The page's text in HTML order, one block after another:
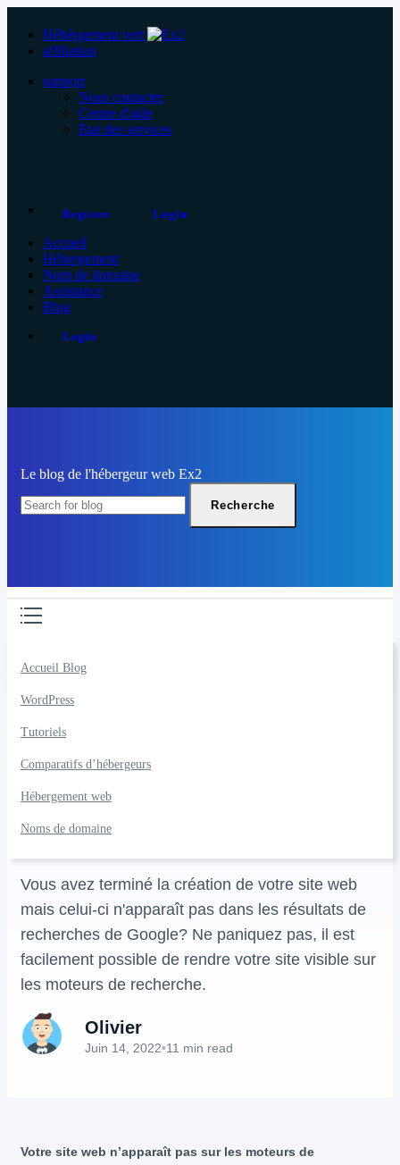
Hébérgement vert
affiliation
support
Nous contacter
Centre d'aide
Etat des services
Register Login
Accueil
Hébergement
Nom de domaine
Assistance
Blog
Login
Le blog de l'hébergeur web Ex2
Recherche
Accueil Blog
WordPress
Tutoriels
Comparatifs d’hébergeurs
Hébergement web
Noms de domaine
INTERMÉDIAIRE
Mon site n’apparaît pas
sur les moteurs de
recherche, comment
régler le problème?
Vous avez terminé la création de votre site web
mais celui-ci n'apparaît pas dans les résultats de
recherches de Google? Ne paniquez pas, il est
facilement possible de rendre votre site visible sur
les moteurs de recherche.
Olivier
Juin 14, 2022•11 min read
Votre site web n’apparaît pas sur les moteurs de